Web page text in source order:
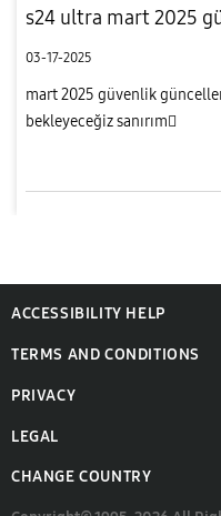
s24 ultra mart 2025
03-17-2025
mart 2025 güvenlik
bekleyeceğiz sanırım
ACCESSIBILITY HELP
TERMS AND CONDITIONS
PRIVACY
LEGAL
CHANGE COUNTRY